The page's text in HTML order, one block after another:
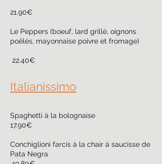
21.90€
Le Peppers (boeuf, lard grillé, oignons
poêlés, mayonnaise poivre et fromage)
22.40€
Italianissimo
Spaghetti à la bolognaise
17.90€
Conchiglioni farcis à la chair à saucisse de
Pata Negra